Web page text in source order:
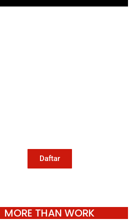
Daftar
MORE THAN WORK